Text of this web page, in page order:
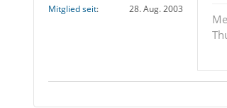
Mitglied seit
28. Aug. 2003